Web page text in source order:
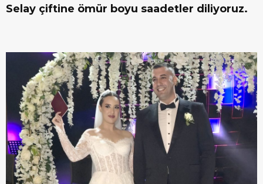
Selay çiftine ömür boyu saadetler diliyoruz.